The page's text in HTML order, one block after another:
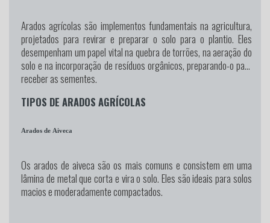
Arados agrícolas são implementos fundamentais na agricultura,
projetados para revirar e preparar o solo para o plantio. Eles
desempenham um papel vital na quebra de torrões, na aeração do
solo e na incorporação de resíduos orgânicos, preparando-o para
receber as sementes.
TIPOS DE ARADOS AGRÍCOLAS
Arados de Aiveca
Os arados de aiveca são os mais comuns e consistem em uma
lâmina de metal que corta e vira o solo. Eles são ideais para solos
macios e moderadamente compactados.